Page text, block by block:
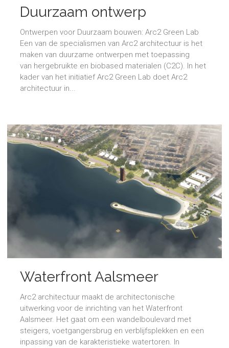
Duurzaam ontwerp
Ontwerpen voor Duurzaam bouwen: Arc2 Green Lab
Een van de specialismen van Arc2 architectuur is het
maken van duurzame ontwerpen met toepassing
van hergebruikte en biobased materialen (C2C). In het
kader van het initiatief Arc2 Green Lab doet Arc2
architectuur in...
Waterfront Aalsmeer
Arc2 architectuur maakt de architectonische
uitwerking voor de inrichting van het Waterfront
Aalsmeer. Het gaat om een wandelboulevard met
steigers, voetgangersbrug en verblijfsplekken en een
inpassing van de karakteristieke watertoren. In